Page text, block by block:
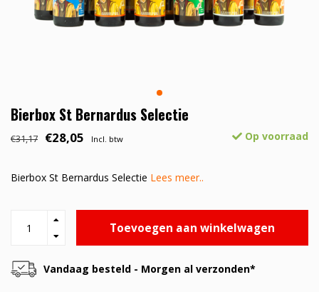
Bierbox St Bernardus Selectie
€31,17 €28,05 Incl. btw Op voorraad
Bierbox St Bernardus Selectie Lees meer..
Toevoegen aan winkelwagen
Vandaag besteld - Morgen al verzonden*